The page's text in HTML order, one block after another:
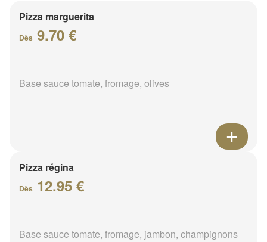
Pizza marguerita
Dès 9.70 €
Base sauce tomate, fromage, olives
Pizza régina
Dès 12.95 €
Base sauce tomate, fromage, jambon, champignons